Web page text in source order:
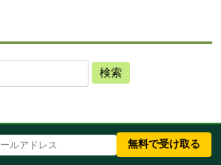
無料で受け取る